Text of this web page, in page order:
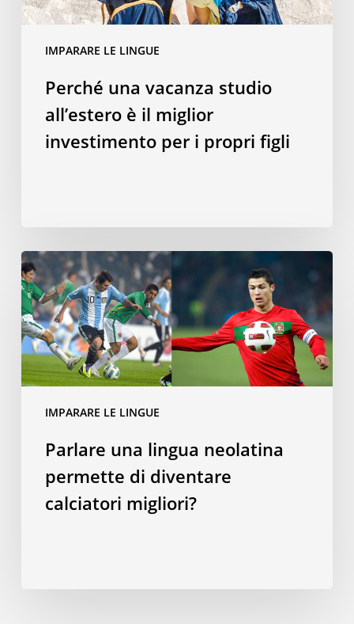
IMPARARE LE LINGUE
per
propri
Perché una vacanza studio
all’estero è il miglior
investimento per i propri figli
IMPARARE LE LINGUE
Parlare
una
lingua
neolatina
permette
di
diventare
Parlare una lingua neolatina
permette di diventare
calciatori migliori?